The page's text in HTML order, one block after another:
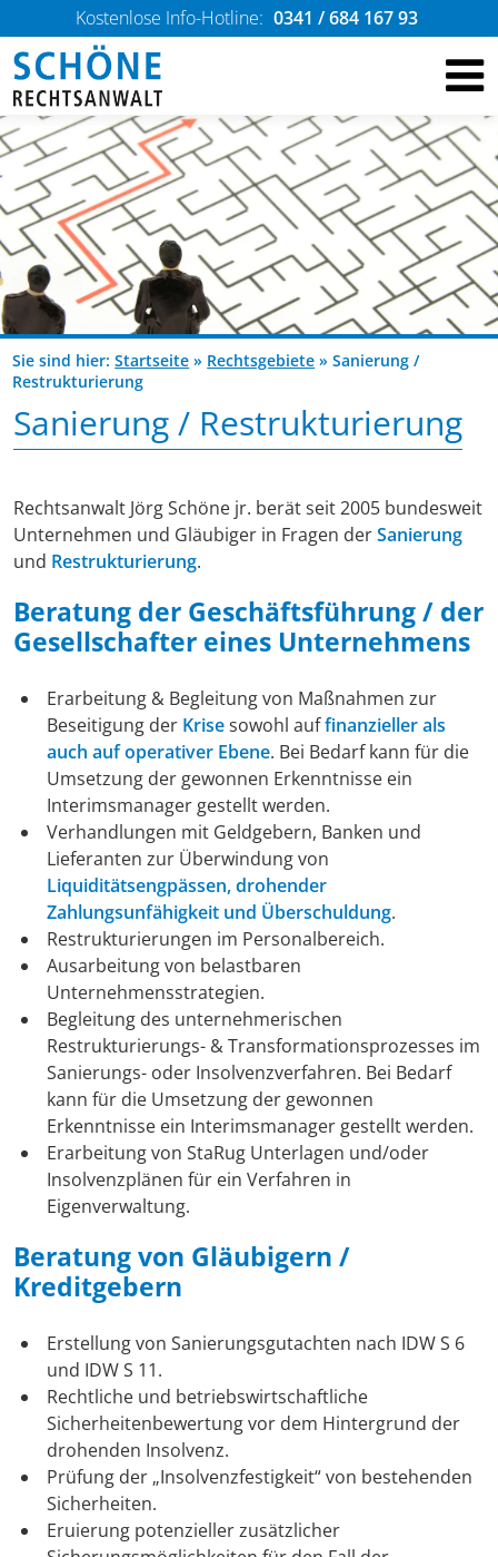
Kostenlose Info-Hotline: 0341 / 684 167 93
Sie sind hier:Startseite » Rechtsgebiete »Sanierung /
Restrukturierung
Sanierung / Restrukturierung
Rechtsanwalt Jörg Schöne jr. berät seit 2005 bundesweit
Unternehmen und Gläubiger in Fragen derSanierung
und Restrukturierung.
Beratung der Geschäftsführung / der
Gesellschafter eines Unternehmens
Erarbeitung & Begleitung von Maßnahmen zur
Beseitigung der Krisesowohl auffinanzieller als
auch auf operativer Ebene. Bei Bedarf kann für die
Umsetzung der gewonnen Erkenntnisse ein
Interimsmanager gestellt werden.
Verhandlungen mit Geldgebern, Banken und
Lieferanten zur Überwindung von
Liquiditätsengpässen, drohender
Zahlungsunfähigkeit und Überschuldung.
Restrukturierungen im Personalbereich.
Ausarbeitung von belastbaren
Unternehmensstrategien.
Begleitung des unternehmerischen
Restrukturierungs- & Transformationsprozesses im
Sanierungs- oder Insolvenzverfahren. Bei Bedarf
kann für die Umsetzung der gewonnen
Erkenntnisse ein Interimsmanager gestellt werden.
Erarbeitung von StaRug Unterlagen und/oder
Insolvenzplänen für ein Verfahren in
Eigenverwaltung.
Beratung von Gläubigern /
Kreditgebern
Erstellung von Sanierungsgutachten nach IDW S 6
und IDW S 11.
Rechtliche und betriebswirtschaftliche
Sicherheitenbewertung vor dem Hintergrund der
drohenden Insolvenz.
Prüfung der „Insolvenzfestigkeit“ von bestehenden
Sicherheiten.
Eruierung potenzieller zusätzlicher